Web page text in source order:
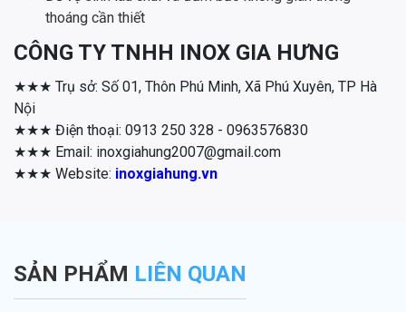
thoáng cần thiết
CÔNG TY TNHH INOX GIA HƯNG
★★★ Trụ sở: Số 01, Thôn Phú Minh, Xã Phú Xuyên, TP Hà
Nội
★★★ Điện thoại: 0913 250 328 - 0963576830
★★★ Email: inoxgiahung2007@gmail.com
★★★ Website: inoxgiahung.vn
SẢN PHẨM LIÊN QUAN